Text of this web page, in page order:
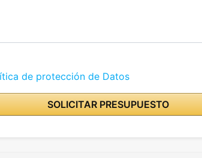
de protección de Datos
SOLICITAR PRESUPUESTO